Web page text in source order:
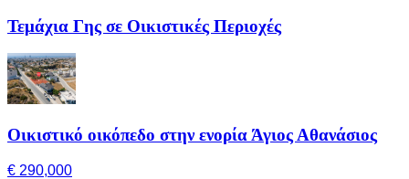
Τεμάχια Γης σε Οικιστικές Περιοχές
Οικιστικό οικόπεδο στην ενορία Άγιος Αθανάσιος
€ 290,000